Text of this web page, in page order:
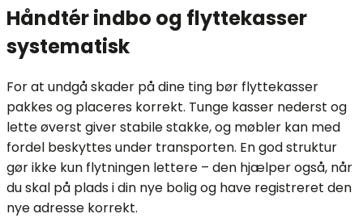
Håndtér indbo og flyttekasser
systematisk
For at undgå skader på dine ting bør flyttekasser
pakkes og placeres korrekt. Tunge kasser nederst og
lette øverst giver stabile stakke, og møbler kan med
fordel beskyttes under transporten. En god struktur
gør ikke kun flytningen lettere – den hjælper også, når
du skal på plads i din nye bolig og have registreret den
nye adresse korrekt.